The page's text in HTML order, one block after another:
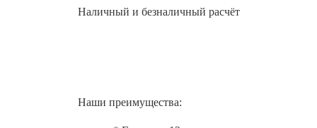
Наличный и безналичный расчёт
Наши преимущества: